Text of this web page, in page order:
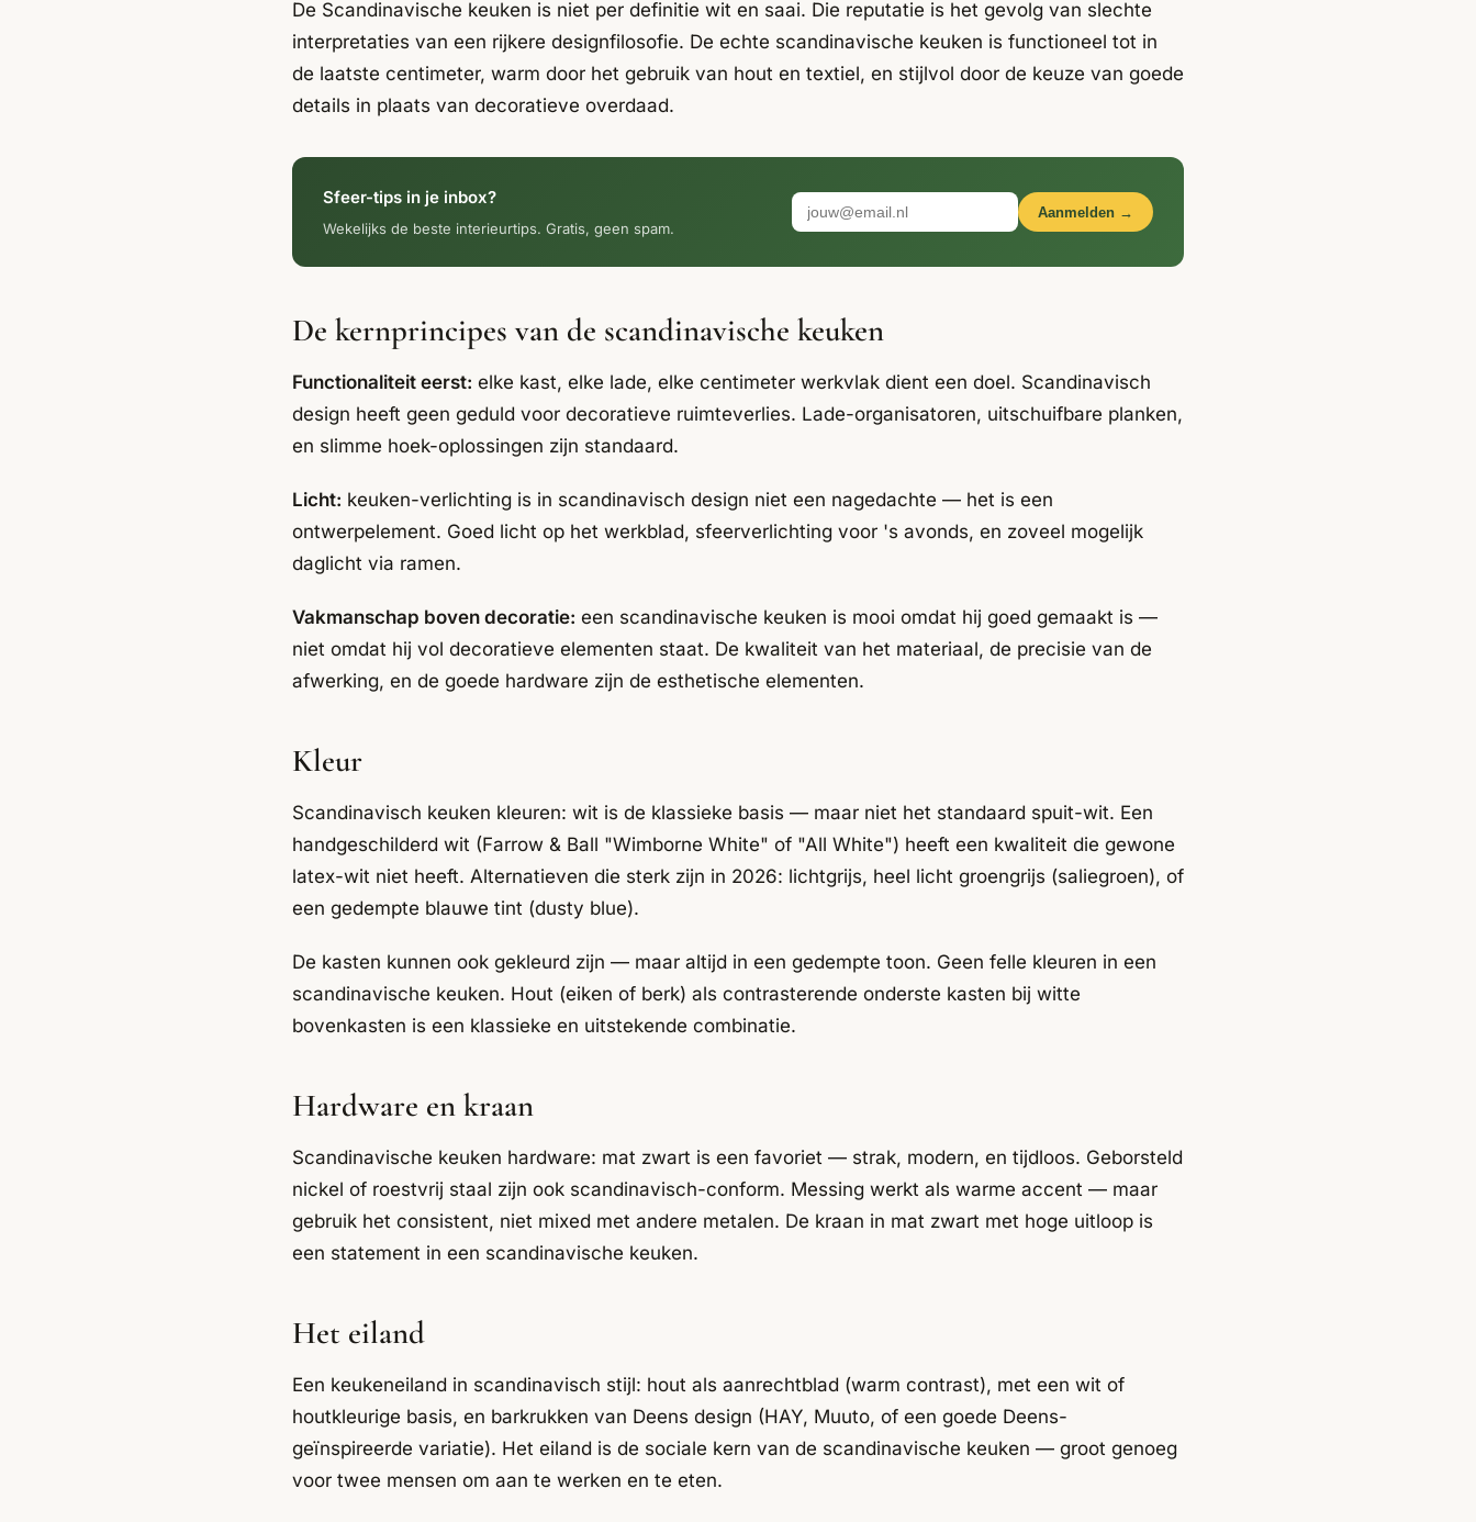
De Scandinavische keuken is niet per definitie wit en saai. Die reputatie is het gevolg van slechte
interpretaties van een rijkere designfilosofie. De echte scandinavische keuken is functioneel tot in
de laatste centimeter, warm door het gebruik van hout en textiel, en stijlvol door de keuze van goede
details in plaats van decoratieve overdaad.
Sfeer-tips in je inbox?
Wekelijks de beste interieurtips. Gratis, geen spam.
Aanmelden →
De kernprincipes van de scandinavische keuken
Functionaliteit eerst: elke kast, elke lade, elke centimeter werkvlak dient een doel. Scandinavisch
design heeft geen geduld voor decoratieve ruimteverlies. Lade-organisatoren, uitschuifbare planken,
en slimme hoek-oplossingen zijn standaard.
Licht: keuken-verlichting is in scandinavisch design niet een nagedachte — het is een
ontwerpelement. Goed licht op het werkblad, sfeerverlichting voor 's avonds, en zoveel mogelijk
daglicht via ramen.
Vakmanschap boven decoratie: een scandinavische keuken is mooi omdat hij goed gemaakt is —
niet omdat hij vol decoratieve elementen staat. De kwaliteit van het materiaal, de precisie van de
afwerking, en de goede hardware zijn de esthetische elementen.
Kleur
Scandinavisch keuken kleuren: wit is de klassieke basis — maar niet het standaard spuit-wit. Een
handgeschilderd wit (Farrow & Ball "Wimborne White" of "All White") heeft een kwaliteit die gewone
latex-wit niet heeft. Alternatieven die sterk zijn in 2026: lichtgrijs, heel licht groengrijs (saliegroen), of
een gedempte blauwe tint (dusty blue).
De kasten kunnen ook gekleurd zijn — maar altijd in een gedempte toon. Geen felle kleuren in een
scandinavische keuken. Hout (eiken of berk) als contrasterende onderste kasten bij witte
bovenkasten is een klassieke en uitstekende combinatie.
Hardware en kraan
Scandinavische keuken hardware: mat zwart is een favoriet — strak, modern, en tijdloos. Geborsteld
nickel of roestvrij staal zijn ook scandinavisch-conform. Messing werkt als warme accent — maar
gebruik het consistent, niet mixed met andere metalen. De kraan in mat zwart met hoge uitloop is
een statement in een scandinavische keuken.
Het eiland
Een keukeneiland in scandinavisch stijl: hout als aanrechtblad (warm contrast), met een wit of
houtkleurige basis, en barkrukken van Deens design (HAY, Muuto, of een goede Deens-
geïnspireerde variatie). Het eiland is de sociale kern van de scandinavische keuken — groot genoeg
voor twee mensen om aan te werken en te eten.